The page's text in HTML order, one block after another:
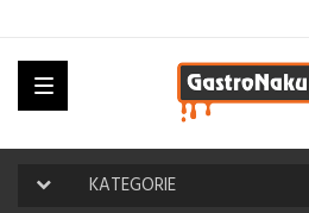
Toggle
navigation
KATEGORIE